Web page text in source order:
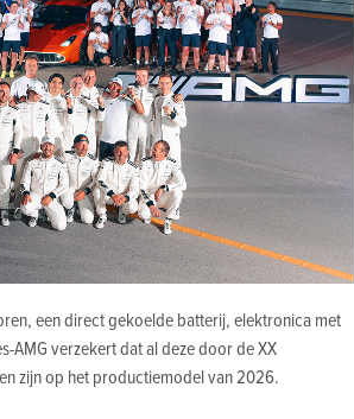
een direct gekoelde batterij, elektronica met
AMG verzekert dat al deze door de XX
zijn op het productiemodel van 2026.